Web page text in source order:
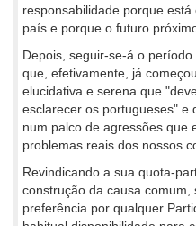
responsabilidade porque
país e porque o futuro
Depois, seguir-se-á o
que, efetivamente, já
elucidativa e serena que
esclarecer os portugueses" e
num palco de agressões que
problemas reais dos nossos
Revindicando a sua quota-
construção da causa
preferência por qualquer